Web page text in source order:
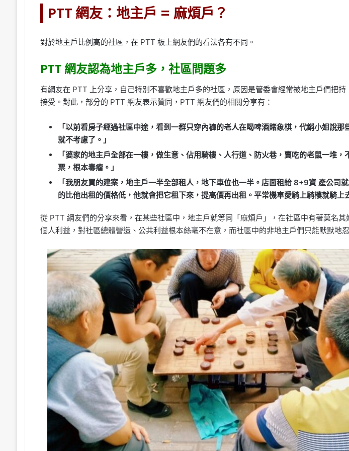
PTT 網友：地主戶 = 麻煩戶？
對於地主戶比例高的社區，在 PTT 板上網友們的看法各有不同。
PTT 網友認為地主戶多，社區問題多
有網友在 PTT 上分享，自己特別不喜歡地主戶多的社區，原因是管委會經常被地主戶們把
接受。對此，部分的 PTT 網友表示贊同，PTT 網友們的相關分享有：
「以前看房子經過社區中途，看到一群只穿內褲的老人在喝啤酒賭象棋，代銷小姐說
就不考慮了。」
「婆家的地主戶全部在一樓，做生意、佔用騎樓、人行道、防火巷，賣吃的老鼠一堆
票，根本毒瘤。」
「我朋友買的建案，地主戶一半全部租人，地下車位也一半。店面租給 8+9資 產公司
的比他出租的價格低，他就會把它租下來，提高價再出租。平常機車愛騎上騎樓就騎上
從 PTT 網友們的分享來看，在某些社區中，地主戶就等同「麻煩戶」，在社區中有著莫名
個人利益，對社區總體營造、公共利益根本絲毫不在意，而社區中的非地主戶們只能默默地